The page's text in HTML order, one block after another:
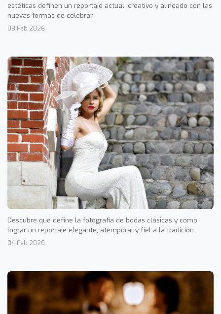
estéticas definen un reportaje actual, creativo y alineado con las
nuevas formas de celebrar.
08 Feb 2026
Descubre qué define la fotografía de bodas clásicas y cómo
lograr un reportaje elegante, atemporal y fiel a la tradición.
04 Feb 2026